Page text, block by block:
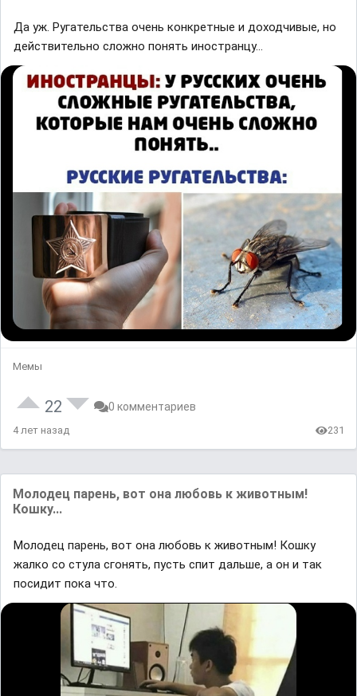
Да уж. Ругательства очень конкретные и доходчивые, но
действительно сложно понять иностранцу...
Мемы
22 0 комментариев
4 лет назад 231
Молодец парень, вот она любовь к животным!
Кошку...
Молодец парень, вот она любовь к животным! Кошку
жалко со стула сгонять, пусть спит дальше, а он и так
посидит пока что.